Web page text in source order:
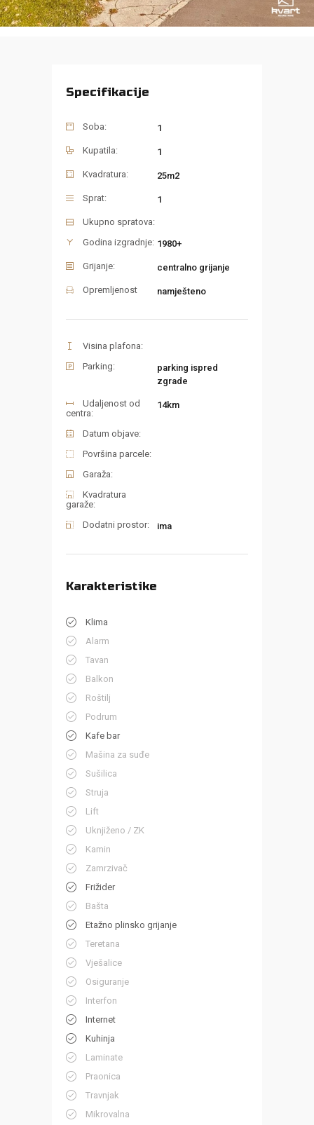
Specifikacije
Soba: 1
Kupatila: 1
Kvadratura: 25m2
Sprat: 1
Ukupno spratova:
Godina izgradnje: 1980+
Grijanje: centralno grijanje
Opremljenost namješteno
Visina plafona:
Parking:
parking ispred
zgrade
Udaljenost od
centra:
14km
Datum objave:
Površina parcele:
Garaža:
Kvadratura
garaže:
Dodatni prostor:
ima
Karakteristike
Klima
Alarm
Tavan
Balkon
Roštilj
Podrum
Kafe bar
Mašina za suđe
Sušilica
Struja
Lift
Uknjiženo / ZK
Kamin
Zamrzivač
Frižider
Bašta
Etažno plinsko grijanje
Teretana
Vješalice
Osiguranje
Interfon
Internet
Kuhinja
Laminate
Praonica
Travnjak
Mikrovalna